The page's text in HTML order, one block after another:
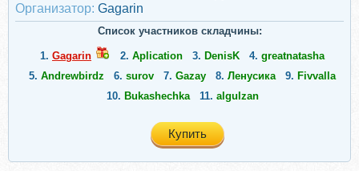
Организатор: Gagarin
Список участников складчины:
1. Gagarin 2. Aplication 3. DenisK 4. greatnatasha
5. Andrewbirdz 6. surov 7. Gazay 8. Ленусика 9. Fivvalla
10. Bukashechka 11. algulzan
Купить